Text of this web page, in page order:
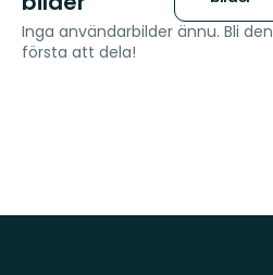
Inga användarbilder ännu. Bli den
första att dela!